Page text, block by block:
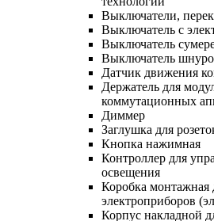
Выключатели,
Выключатель с
Выключатель
Выключатель
Датчик движения
Держатель для
коммутационных
Диммер
Заглушка для
Кнопка нажимная
Контроллер для
освещения
Коробка монтажная
электроприборов
Корпус накладной